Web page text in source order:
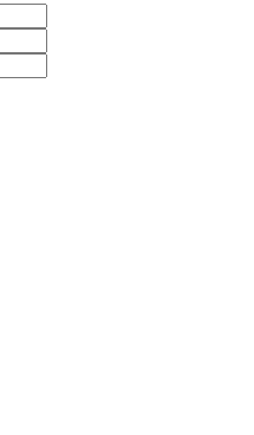
Mail-
Adresse